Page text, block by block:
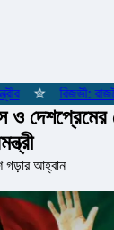
রিজভী:
ও দেশপ্রেমের
গড়ার আহ্বান